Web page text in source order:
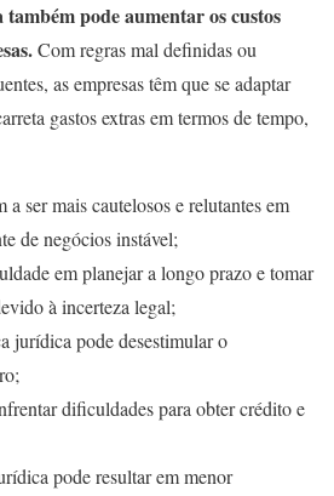
pode aumentar os custos
Com regras mal definidas ou
as empresas têm que se adaptar
gastos extras em termos de tempo,
a ser mais cautelosos e relutantes em
de negócios instável;
em planejar a longo prazo e tomar
à incerteza legal;
jurídica pode desestimular o
dificuldades para obter crédito e
pode resultar em menor